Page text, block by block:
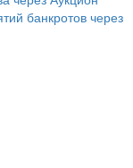
банкротов через